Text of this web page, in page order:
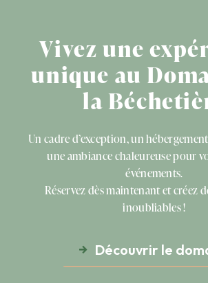
Vivez une
unique au
la
Un cadre d’exception, un
une ambiance chaleureuse pour
événements.
Réservez dès maintenant et créez
inoubliables !
Découvrir le